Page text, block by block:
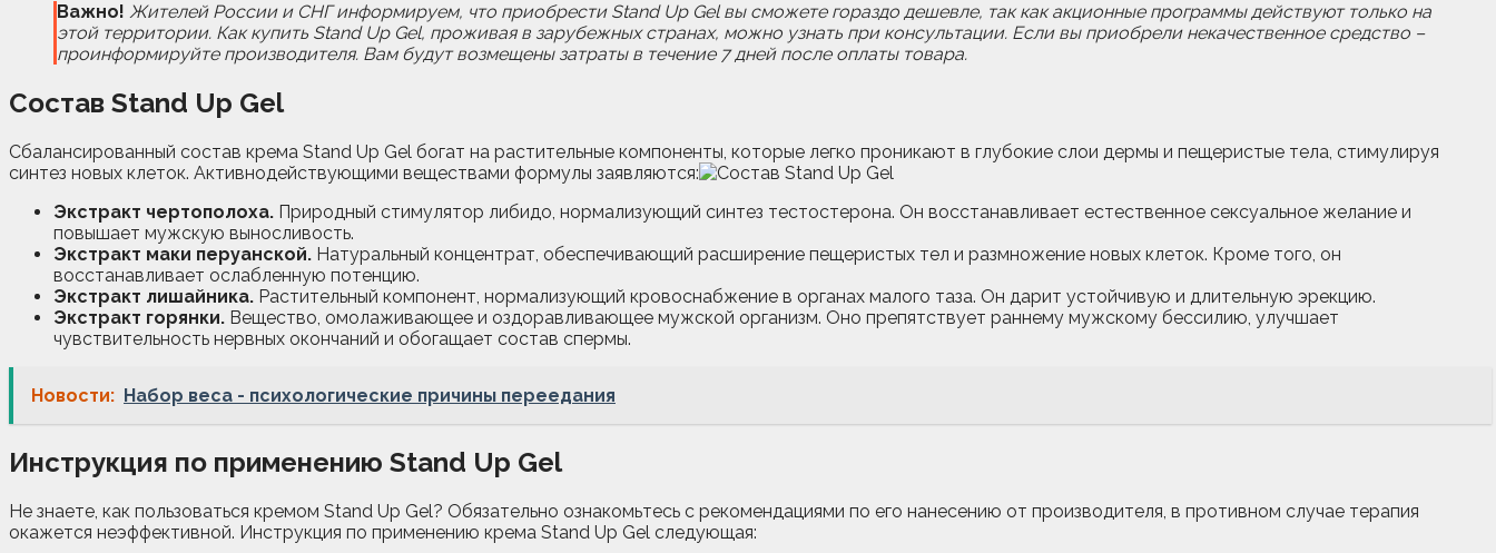
Важно! Жителей России и СНГ информируем, что приобрести Stand Up Gel вы сможете гораздо дешевле, так как акционные программы действуют только на
этой территории. Как купить Stand Up Gel, проживая в зарубежных странах, можно узнать при консультации. Если вы приобрели некачественное средство –
проинформируйте производителя. Вам будут возмещены затраты в течение 7 дней после оплаты товара.
Состав Stand Up Gel
Сбалансированный состав крема Stand Up Gel богат на растительные компоненты, которые легко проникают в глубокие слои дермы и пещеристые тела, стимулируя
синтез новых клеток. Активнодействующими веществами формулы заявляются:
Экстракт чертополоха. Природный стимулятор либидо, нормализующий синтез тестостерона. Он восстанавливает естественное сексуальное желание и
повышает мужскую выносливость.
Экстракт маки перуанской. Натуральный концентрат, обеспечивающий расширение пещеристых тел и размножение новых клеток. Кроме того, он
восстанавливает ослабленную потенцию.
Экстракт лишайника. Растительный компонент, нормализующий кровоснабжение в органах малого таза. Он дарит устойчивую и длительную эрекцию.
Экстракт горянки. Вещество, омолаживающее и оздоравливающее мужской организм. Оно препятствует раннему мужскому бессилию, улучшает
чувствительность нервных окончаний и обогащает состав спермы.
Новости: Набор веса - психологические причины переедания
Инструкция по применению Stand Up Gel
Не знаете, как пользоваться кремом Stand Up Gel? Обязательно ознакомьтесь с рекомендациями по его нанесению от производителя, в противном случае терапия
окажется неэффективной. Инструкция по применению крема Stand Up Gel следующая: